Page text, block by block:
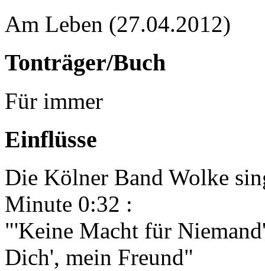
Am Leben (27.04.2012)
Tonträger/Buch
Für immer
Einflüsse
Die Kölner Band Wolke
Minute 0:32 :
"'Keine Macht für
Dich', mein Freund"